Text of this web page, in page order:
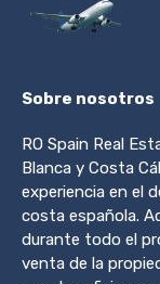
Sobre nosotros
RO Spain Real
Blanca y Costa
experiencia en el
costa española.
durante todo el
venta de la